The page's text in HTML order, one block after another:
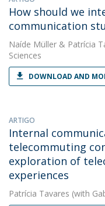
How should we
communication
Naíde Müller & Patrícia
Sciences
DOWNLOAD AND
ARTIGO
Internal
telecommuting
exploration of
experiences
Patrícia Tavares (with